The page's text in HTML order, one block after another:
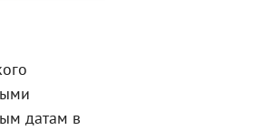
датам в